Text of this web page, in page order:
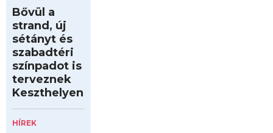
Bővül a
strand, új
sétányt és
szabadtéri
színpadot is
terveznek
Keszthelyen
HÍREK